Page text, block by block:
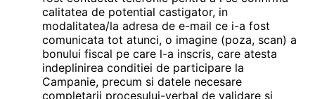
calitatea de potential castigator, in
modalitatea/la adresa de e-mail ce i-a fost
comunicata tot atunci, o imagine (poza, scan) a
bonului fiscal pe care l-a inscris, care atesta
indeplinirea conditiei de participare la
Campanie, precum si datele necesare
completarii procesului-verbal de validare si